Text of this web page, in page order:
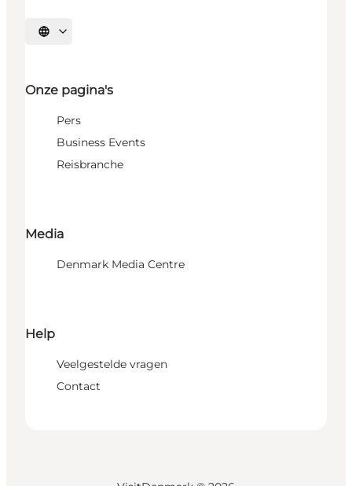
Selecteer taal
Onze pagina's
Pers
Business Events
Reisbranche
Media
Denmark Media Centre
Help
Veelgestelde vragen
Contact